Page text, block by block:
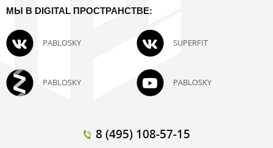
МЫ В DIGITAL ПРОСТРАНСТВЕ:
PABLOSKY SUPERFIT
PABLOSKY PABLOSKY
8 (495) 108-57-15